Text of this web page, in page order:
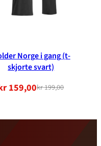
Norge i gang (t-
skjorte svart)
kr199,00
Opprinnelig
var:
159,00Nåværende
er: